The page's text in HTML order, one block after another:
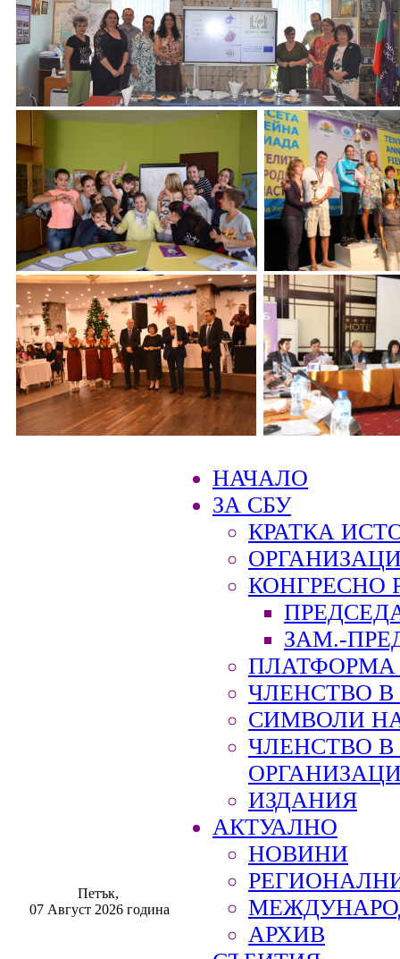
Петък,
07 Август 2026 година
НАЧАЛО
ЗА СБУ
КРАТКА
КОНГРЕСНО
ЗАМ.-
ПЛАТФОРМА
ЧЛЕНСТВО В
СИМВОЛИ
ЧЛЕНСТВО
ИЗДАНИЯ
АКТУАЛНО
НОВИНИ
АРХИВ